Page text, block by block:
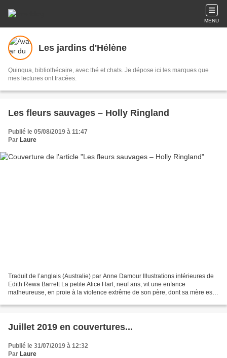
MENU
Les jardins d'Hélène
Quinqua, bibliothécaire, avec thé et chats. Je dépose ici les marques que
mes lectures ont tracées.
Les fleurs sauvages – Holly Ringland
Publié le 05/08/2019 à 11:47
Par Laure
Traduit de l’anglais (Australie) par Anne Damour Illustrations intérieures de
Edith Rewa Barrett La petite Alice Hart, neuf ans, vit une enfance
malheureuse, en proie à la violence extrême de son père, dont sa mère est
Juillet 2019 en couvertures...
Publié le 31/07/2019 à 12:32
Par Laure